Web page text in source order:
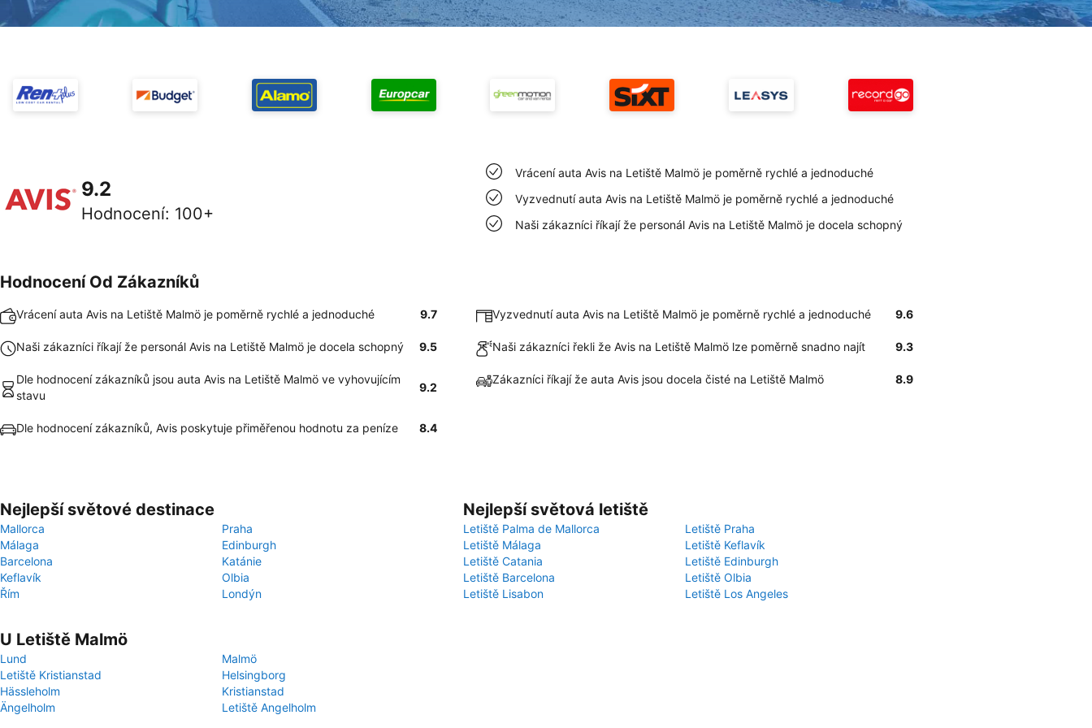
9.2
Hodnocení: 100+
Vrácení auta Avis na Letiště Malmö je poměrně rychlé a jednoduché
Vyzvednutí auta Avis na Letiště Malmö je poměrně rychlé a jednoduché
Naši zákazníci říkají že personál Avis na Letiště Malmö je docela schopný
Hodnocení Od Zákazníků
Vrácení auta Avis na Letiště Malmö je poměrně rychlé a jednoduché 9.7 Vyzvednutí auta Avis na Letiště Malmö je poměrně rychlé a jednoduché 9.6
Naši zákazníci říkají že personál Avis na Letiště Malmö je docela schopný 9.5 Naši zákazníci řekli že Avis na Letiště Malmö lze poměrně snadno najít 9.3
Dle hodnocení zákazníků jsou auta Avis na Letiště Malmö ve vyhovujícím
stavu
9.2
Zákazníci říkají že auta Avis jsou docela čisté na Letiště Malmö 8.9
Dle hodnocení zákazníků, Avis poskytuje přiměřenou hodnotu za peníze 8.4
Nejlepší světové destinace
Mallorca
Praha
Málaga
Edinburgh
Barcelona
Katánie
Keflavík
Olbia
Řím
Londýn
Nejlepší světová letiště
Letiště Palma de Mallorca
Letiště Praha
Letiště Málaga
Letiště Keflavík
Letiště Catania
Letiště Edinburgh
Letiště Barcelona
Letiště Olbia
Letiště Lisabon
Letiště Los Angeles
U Letiště Malmö
Lund
Malmö
Letiště Kristianstad
Helsingborg
Hässleholm
Kristianstad
Ängelholm
Letiště Angelholm